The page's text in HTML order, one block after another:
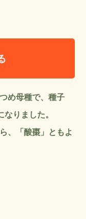
め母種で、種子
りました。
、「酸棗」ともよ